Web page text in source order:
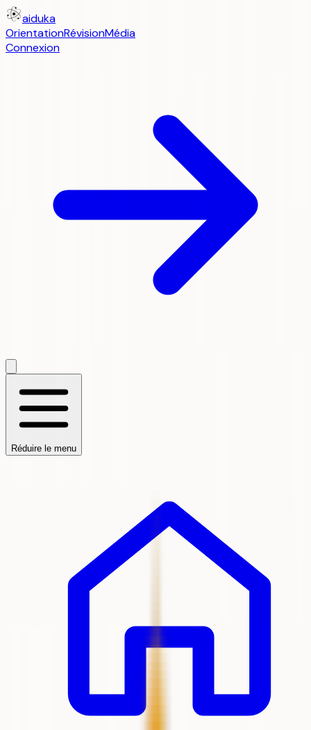
aiduka
OrientationRévisionMédia
Connexion
Réduire le menu